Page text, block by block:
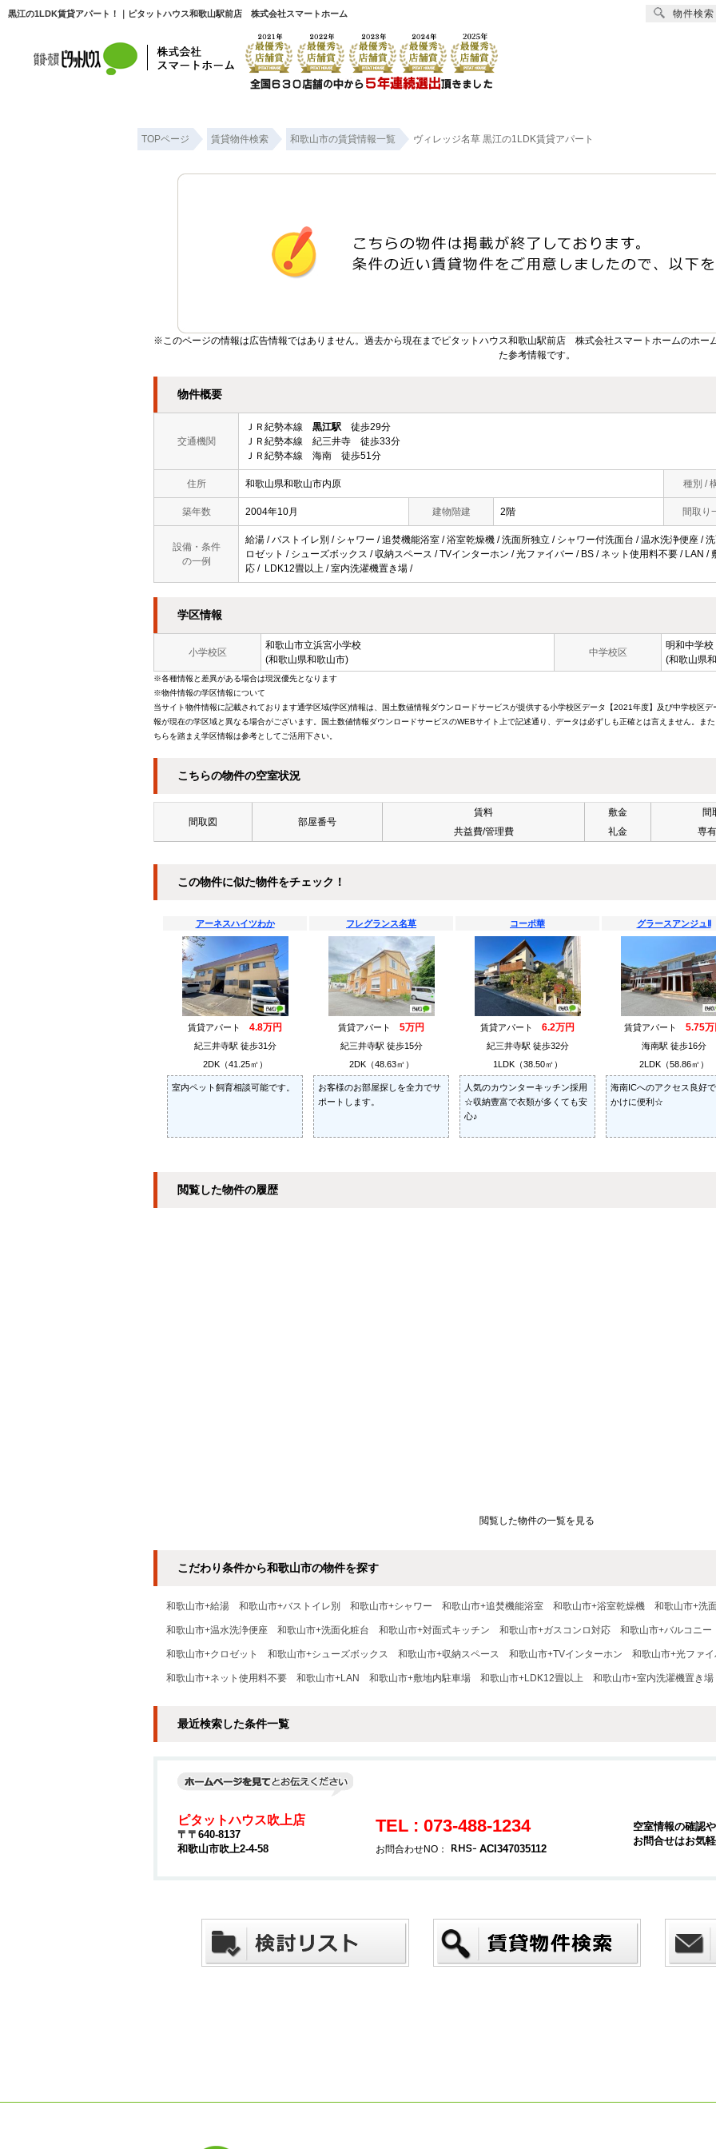
黒江の1LDK賃貸アパート！｜ピタットハウス和歌山駅前店 株式会社スマートホーム
TOPページ 賃貸物件検索 和歌山市の賃貸情報一覧 ヴィレッジ名草 黒江の1LDK賃貸アパート
※このページの情報は広告情報ではありません。過去から現在までピタットハウス和歌山駅前店 株式会社スマートホームのホー
た参考情報です。
物件概要
交通機関
ＪＲ紀勢本線 黒江駅 徒歩29分
ＪＲ紀勢本線 紀三井寺 徒歩33分
ＪＲ紀勢本線 海南 徒歩51分
住所 和歌山県和歌山市内原 種別 /
築年数 2004年10月 建物階建 2階 間取り
設備・条件
の一例
給湯 / バストイレ別 / シャワー / 追焚機能浴室 / 浴室乾燥機 / 洗面所独立 / シャワー付洗面台 / 温水洗浄便座 /
ロゼット / シューズボックス / 収納スペース / TVインターホン / 光ファイバー / BS / ネット使用料不要 / LAN
応 / LDK12畳以上 / 室内洗濯機置き場 /
学区情報
小学校区
和歌山市立浜宮小学校
(和歌山県和歌山市)
中学校区
明和中学校
(和歌山県
※各種情報と差異がある場合は現況優先となります
※物件情報の学区情報について
当サイト物件情報に記載されております通学区域(学区)情報は、国土数値情報ダウンロードサービスが提供する小学校区データ【2021年度】及び中学校区
報が現在の学区域と異なる場合がございます。国土数値情報ダウンロードサービスのWEBサイト上で記述通り、データは必ずしも正確とは言えません。ま
ちらを踏まえ学区情報は参考としてご活用下さい。
こちらの物件の空室状況
間取図 部屋番号
賃料
共益費/管理費
敷金
礼金
間
専
この物件に似た物件をチェック！
アーネスハイツわか
賃貸アパート 4.8万円
紀三井寺駅 徒歩31分
2DK（41.25㎡）
室内ペット飼育相談可能です。
フレグランス名草
賃貸アパート 5万円
紀三井寺駅 徒歩15分
2DK（48.63㎡）
お客様のお部屋探しを全力でサ
ポートします。
コーポ華
賃貸アパート 6.2万円
紀三井寺駅 徒歩32分
1LDK（38.50㎡）
人気のカウンターキッチン採用
☆収納豊富で衣類が多くても安
心♪
グラースアンジュⅡ
賃貸アパート 5.75万
海南駅 徒歩16分
2LDK（58.86㎡）
海南ICへのアクセス良好
かけに便利☆
閲覧した物件の履歴
閲覧した物件の一覧を見る
こだわり条件から和歌山市の物件を探す
和歌山市+給湯 和歌山市+バストイレ別 和歌山市+シャワー 和歌山市+追焚機能浴室 和歌山市+浴室乾燥機 和歌山市+洗
和歌山市+温水洗浄便座 和歌山市+洗面化粧台 和歌山市+対面式キッチン 和歌山市+ガスコンロ対応 和歌山市+バルコニー
和歌山市+クロゼット 和歌山市+シューズボックス 和歌山市+収納スペース 和歌山市+TVインターホン 和歌山市+光ファ
和歌山市+ネット使用料不要 和歌山市+LAN 和歌山市+敷地内駐車場 和歌山市+LDK12畳以上 和歌山市+室内洗濯機置き場
最近検索した条件一覧
ピタットハウス吹上店
〒〒640-8137
和歌山市吹上2-4-58
TEL : 073-488-1234
お問合わせNO： ACI347035112
空室情報の確認
お問合せはお気
物件検索